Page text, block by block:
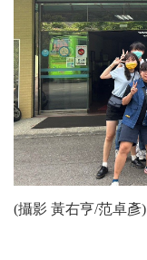
(攝影 黃右亨/范卓彥)